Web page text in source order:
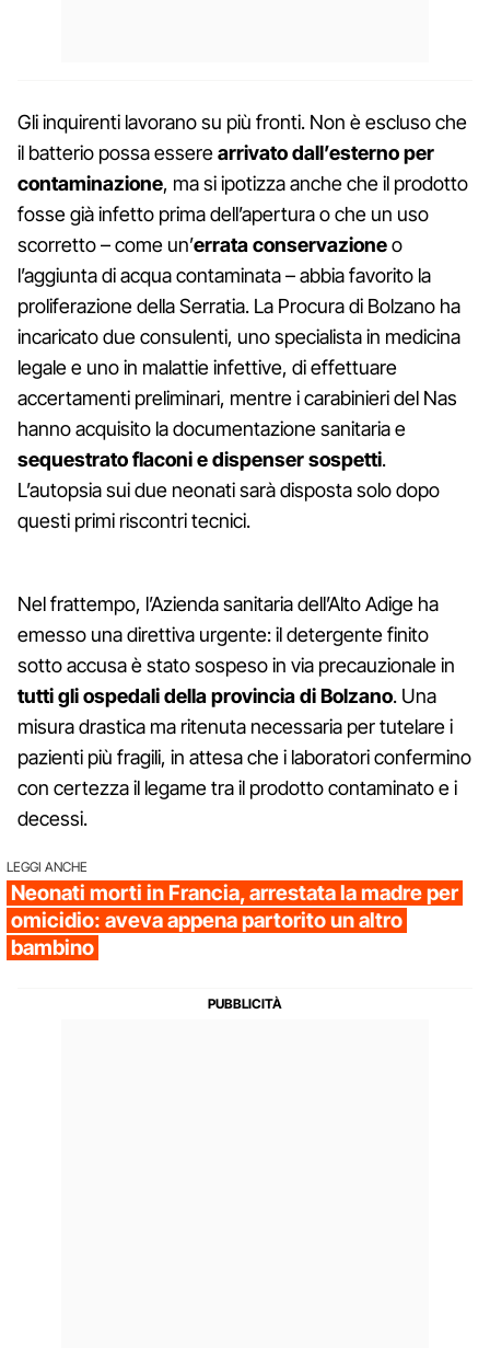
Gli inquirenti lavorano su più fronti. Non è escluso che
il batterio possa esserearrivato dall’esterno per
contaminazione, ma si ipotizza anche che il prodotto
fosse già infetto prima dell’apertura o che un uso
scorretto – come un’errata conservazioneo
l’aggiunta di acqua contaminata – abbia favorito la
proliferazione della Serratia. La Procura di Bolzano ha
incaricato due consulenti, uno specialista in medicina
legale e uno in malattie infettive, di effettuare
accertamenti preliminari, mentre i carabinieri del Nas
hanno acquisito la documentazione sanitaria e
sequestrato flaconi e dispenser sospetti.
L’autopsia sui due neonati sarà disposta solo dopo
questi primi riscontri tecnici.
Nel frattempo, l’Azienda sanitaria dell’Alto Adige ha
emesso una direttiva urgente: il detergente finito
sotto accusa è stato sospeso in via precauzionale in
tutti gli ospedali della provincia di Bolzano. Una
misura drastica ma ritenuta necessaria per tutelare i
pazienti più fragili, in attesa che i laboratori confermino
con certezza il legame tra il prodotto contaminato e i
decessi.
LEGGI ANCHE
Neonati morti in Francia, arrestata la madre per
omicidio: aveva appena partorito un altro
bambino